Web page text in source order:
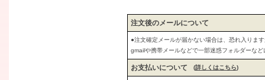
注文後のメールについて
●注文確定メールが届かない場合は、恐れ入りま
gmailや携帯メールなどで一部迷惑フォルダーな
お支払いについて (詳しくはこちら)